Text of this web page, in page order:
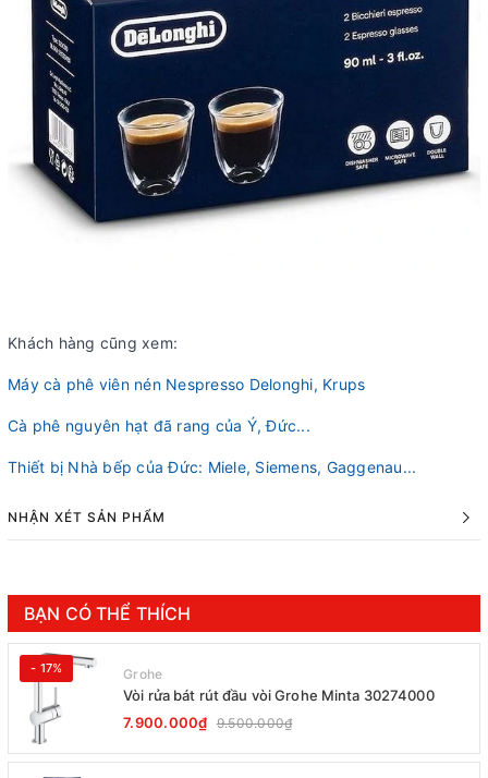
Khách hàng cũng xem:
Máy cà phê viên nén Nespresso Delonghi, Krups
Cà phê nguyên hạt đã rang của Ý, Đức...
Thiết bị Nhà bếp của Đức: Miele, Siemens, Gaggenau...
NHẬN XÉT SẢN PHẨM
BẠN CÓ THỂ THÍCH
- 17% Grohe
Vòi rửa bát rút đầu vòi Grohe Minta 30274000
7.900.000₫ 9.500.000₫